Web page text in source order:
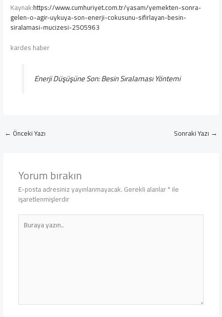
Kaynak:https://www.cumhuriyet.com.tr/yasam/yemekten-sonra-
gelen-o-agir-uykuya-son-enerji-cokusunu-sifirlayan-besin-
siralamasi-mucizesi-2505963
kardes haber
Enerji Düşüşüne Son: Besin Sıralaması Yöntemi
← Önceki Yazı Sonraki Yazı →
Yorum bırakın
E-posta adresiniz yayınlanmayacak.Gerekli alanlar*ile
işaretlenmişlerdir
Buraya
yazın..